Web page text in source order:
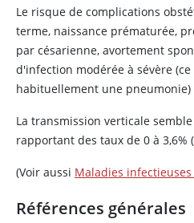
Le risque de complications
terme, naissance prématurée,
par césarienne, avortement
d'infection modérée à sévère
habituellement une pneumonie)
La transmission verticale
rapportant des taux de 0 à 3,6% (
(Voir aussi Maladies
Références générales